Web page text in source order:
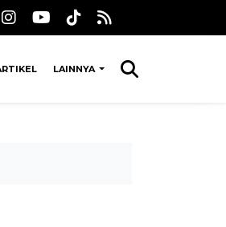
LAINNYA